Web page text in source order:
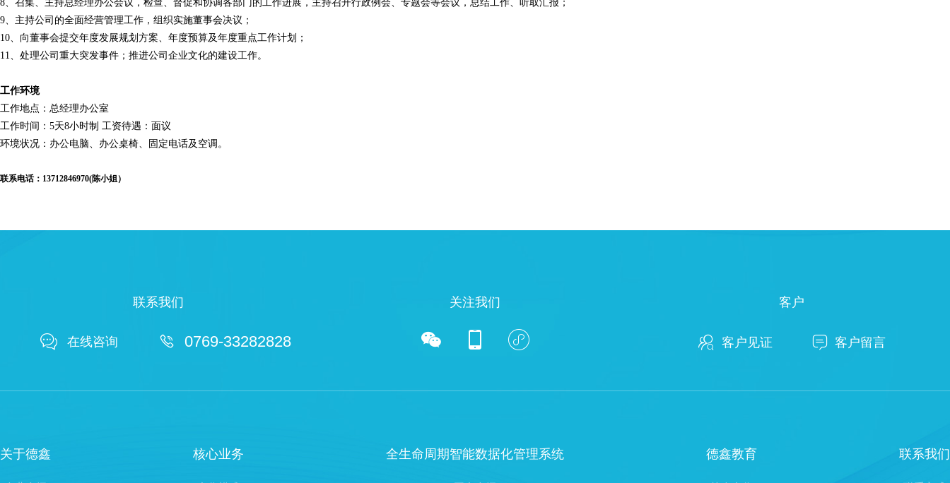
8、召集、主持总经理办公会议，检查、督促和协调各部门的工作进展，主持召开行政例会、专题会等会议，总结工作、听取汇报；
9、主持公司的全面经营管理工作，组织实施董事会决议；
10、向董事会提交年度发展规划方案、年度预算及年度重点工作计划；
11、处理公司重大突发事件；推进公司企业文化的建设工作。
工作环境
工作地点：总经理办公室
工作时间：5天8小时制 工资待遇：面议
环境状况：办公电脑、办公桌椅、固定电话及空调。
联系电话：13712846970(陈小姐）
联系我们
 在线咨询  0769-33282828
关注我们
  
客户
 客户见证  客户留言
关于德鑫 核心业务 全生命周期智能数据化管理系统 德鑫教育 联系我们